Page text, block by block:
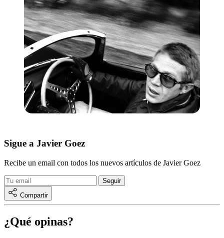
Sigue a Javier Goez
Recibe un email con todos los nuevos artículos de Javier Goez
Compartir
¿Qué opinas?